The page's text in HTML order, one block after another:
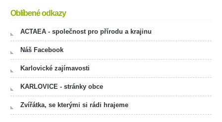
Oblíbené odkazy
ACTAEA - společnost pro přírodu a krajinu
Náš Facebook
Karlovické zajímavosti
KARLOVICE - stránky obce
Zvířátka, se kterými si rádi hrajeme